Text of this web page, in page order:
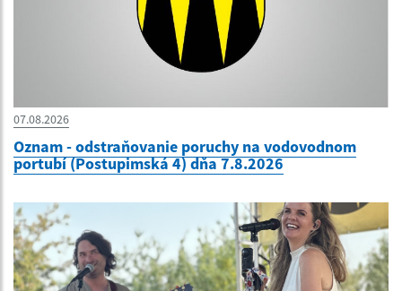
07.08.2026
Oznam - odstraňovanie poruchy na vodovodnom
portubí (Postupimská 4) dňa 7.8.2026